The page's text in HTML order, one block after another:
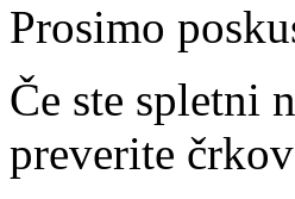
Prosimo
Če ste spletni
preverite